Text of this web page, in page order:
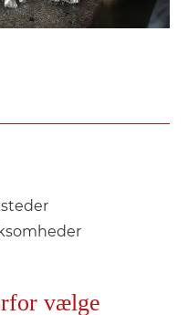
vælge